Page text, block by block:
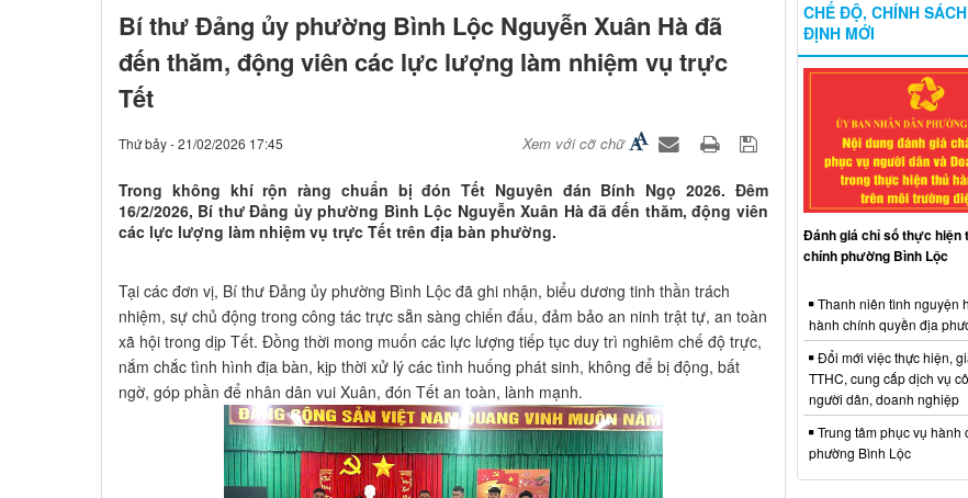
Bí thư Đảng ủy phường Bình Lộc Nguyễn Xuân Hà đã
đến thăm, động viên các lực lượng làm nhiệm vụ trực
Tết
Thứ bảy - 21/02/2026 17:45 Xem với cỡ chữ
Trong không khí rộn ràng chuẩn bị đón Tết Nguyên đán Bính Ngọ 2026. Đêm
16/2/2026, Bí thư Đảng ủy phường Bình Lộc Nguyễn Xuân Hà đã đến thăm, động viên
các lực lượng làm nhiệm vụ trực Tết trên địa bàn phường.
Tại các đơn vị, Bí thư Đảng ủy phường Bình Lộc đã ghi nhận, biểu dương tinh thần trách
nhiệm, sự chủ động trong công tác trực sẵn sàng chiến đấu, đảm bảo an ninh trật tự, an toàn
xã hội trong dịp Tết. Đồng thời mong muốn các lực lượng tiếp tục duy trì nghiêm chế độ trực,
nắm chắc tình hình địa bàn, kịp thời xử lý các tình huống phát sinh, không để bị động, bất
ngờ, góp phần để nhân dân vui Xuân, đón Tết an toàn, lành mạnh.
CHẾ ĐỘ, CHÍNH
ĐỊNH MỚI
Đánh giá chỉ số thực hiện
chính phường Bình Lộc
Thanh niên tình nguyện
hành chính quyền địa
Đổi mới việc thực hiện,
TTHC, cung cấp dịch vụ
người dân, doanh nghiệp
Trung tâm phục vụ hành
phường Bình Lộc